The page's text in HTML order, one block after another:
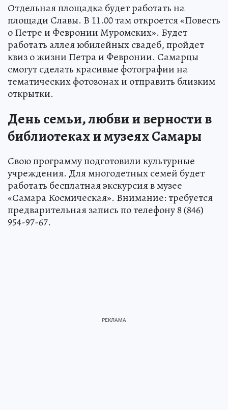
Отдельная площадка будет работать на
площади Славы. В 11.00 там откроется «Повесть
о Петре и Февронии Муромских». Будет
работать аллея юбилейных свадеб, пройдет
квиз о жизни Петра и Февронии. Самарцы
смогут сделать красивые фотографии на
тематических фотозонах и отправить близким
открытки.
День семьи, любви и верности в
библиотеках и музеях Самары
Свою программу подготовили культурные
учреждения. Для многодетных семей будет
работать бесплатная экскурсия в музее
«Самара Космическая». Внимание: требуется
предварительная запись по телефону 8 (846)
954-97-67.